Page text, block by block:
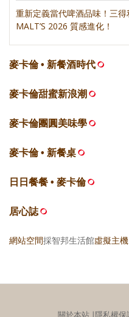
重新定義當代啤酒品味！三
MALT’S 2026 質感進化！
麥卡倫 • 新餐酒時代
麥卡倫甜蜜新浪潮
麥卡倫團圓美味學
麥卡倫 • 新餐桌
日日餐餐 • 麥卡倫
居心誌
網站空間採智邦生活館虛擬主機
關於本站 ∣隱私權保